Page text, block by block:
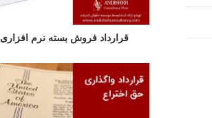
قرارداد فروش بسته نرم افزاری